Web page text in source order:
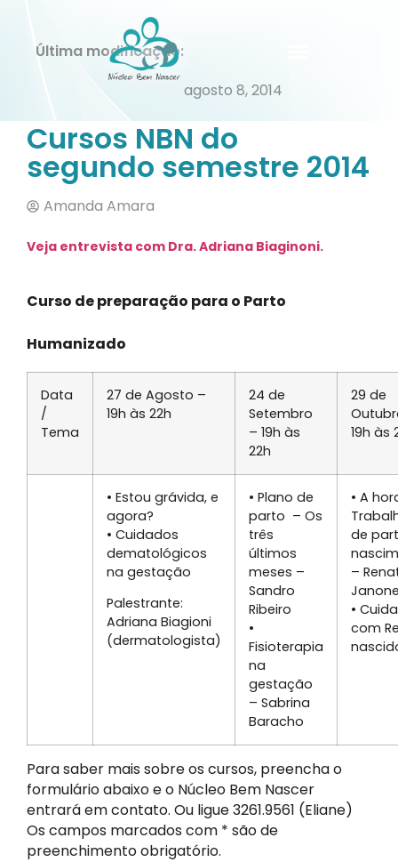
Última modificação:
agosto 8, 2014
Cursos NBN do
segundo semestre 2014
Amanda Amara
Veja entrevista com Dra. Adriana Biaginoni.
Curso de preparação para o Parto
Humanizado
Data
/
Tema
27 de Agosto –
19h às 22h
24 de
Setembro
– 19h às
22h
29 de
19h às
• Estou grávida, e
agora?
• Cuidados
dematológicos
na gestação
Palestrante:
Adriana Biagioni
(dermatologista)
• Plano de
parto – Os
três
últimos
meses –
Sandro
Ribeiro
•
Fisioterapia
na
gestação
– Sabrina
Baracho
• A
de
–
•
com
Para saber mais sobre os cursos, preencha o
formulário abaixo e o Núcleo Bem Nascer
entrará em contato. Ou ligue 3261.9561 (Eliane)
Os campos marcados com * são de
preenchimento obrigatório.